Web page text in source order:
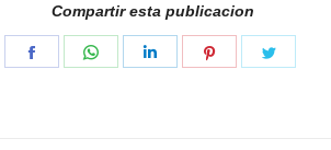
Compartir esta publicacion
Share
Share
Share
Share